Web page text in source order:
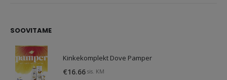
SOOVITAME
Kinkekomplekt Dove Pamper
€16.66 sis. KM